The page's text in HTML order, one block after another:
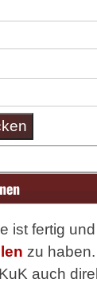
ist fertig
zu
auch